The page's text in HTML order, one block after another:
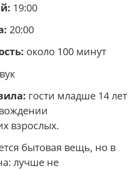
19:00
20:00
около 100 минут
гости младше 14 лет
взрослых.
бытовая вещь, но в
лучше не